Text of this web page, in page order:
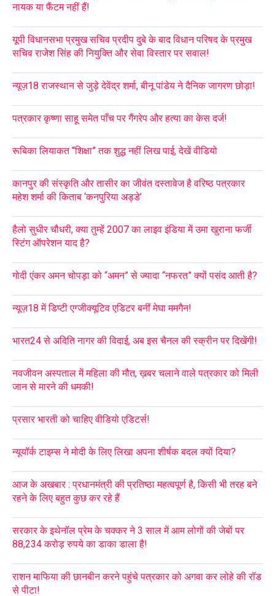
नायक या फैंटम नहीं हैं!
यूपी विधानसभा प्रमुख सचिव प्रदीप दुबे के बाद विधान परिषद के प्रमुख
सचिव राजेश सिंह की नियुक्ति और सेवा विस्तार पर सवाल!
न्यूज़18 राजस्थान से जुड़े देवेंद्र शर्मा, बीनू पांडेय ने दैनिक जागरण छोड़ा!
पत्रकार कृष्णा साहू समेत पाँच पर गैंगरेप और हत्या का केस दर्ज!
रूबिका लियाकत “शिक्षा” तक शुद्ध नहीं लिख पाई, देखें वीडियो
कानपुर की संस्कृति और तासीर का जीवंत दस्तावेज है वरिष्ठ पत्रकार
महेश शर्मा की किताब ‘कनपुरिया अड्डे’
हैलो सुधीर चौधरी, क्या तुम्हें 2007 का लाइव इंडिया में उमा खुराना फर्जी
स्टिंग ऑपरेशन याद है?
गोदी एंकर अमन चोपड़ा को “अमन” से ज्यादा “नफरत” क्यों पसंद आती है?
न्यूज़18 में डिप्टी एग्जीक्यूटिव एडिटर बनीं मेघा ममगैन!
भारत24 से अदिति नागर की विदाई, अब इस चैनल की स्क्रीन पर दिखेंगी!
नवजीवन अस्पताल में महिला की मौत, ख़बर चलाने वाले पत्रकार को मिली
जान से मारने की धमकी!
प्रसार भारती को चाहिए वीडियो एडिटर्स!
न्यूयॉर्क टाइम्स ने मोदी के लिए लिखा अपना शीर्षक बदल क्यों दिया?
आज के अखबार : प्रधानमंत्री की प्रतिष्ठा महत्वपूर्ण है, किसी भी तरह बने
रहने के लिए बहुत कुछ कर रहे हैं
सरकार के इथेनॉल प्रेम के चक्कर ने 3 साल में आम लोगों की जेबों पर
88,234 करोड़ रुपये का डाका डाला है!
राशन माफिया की छानबीन करने पहुंचे पत्रकार को अगवा कर लोहे की रॉड
से पीटा!